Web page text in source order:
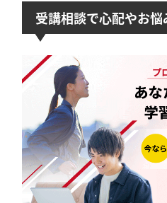
受講相談で心配やお悩